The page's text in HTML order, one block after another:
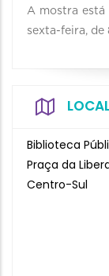
A mostra está
sexta-feira, de
Biblioteca
Praça da
Centro-Sul